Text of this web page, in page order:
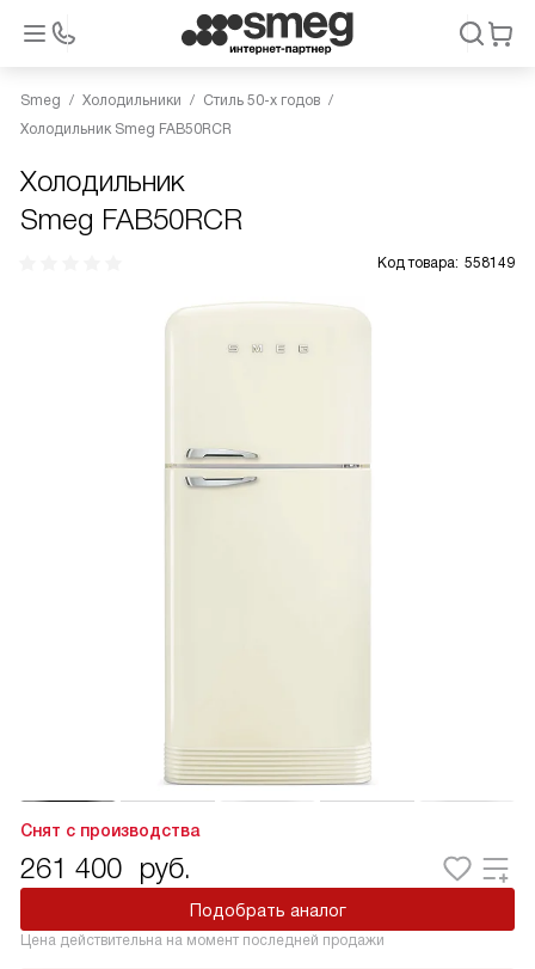
Smeg Холодильники
Стиль 50-х годов
Холодильник Smeg FAB50RCR
Холодильник
Smeg FAB50RCR
Код товара: 558149
Снят с производства
261 400 руб.
Подобрать аналог
Цена действительна на момент последней продажи